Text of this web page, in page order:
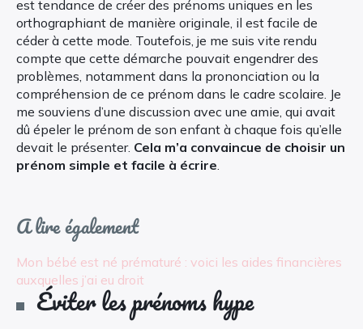
est tendance de créer des prénoms uniques en les
orthographiant de manière originale, il est facile de
céder à cette mode. Toutefois, je me suis vite rendu
compte que cette démarche pouvait engendrer des
problèmes, notamment dans la prononciation ou la
compréhension de ce prénom dans le cadre scolaire. Je
me souviens d’une discussion avec une amie, qui avait
dû épeler le prénom de son enfant à chaque fois qu’elle
devait le présenter. Cela m’a convaincue de choisir un
prénom simple et facile à écrire
A lire également
Mon bébé est né prématuré : voici les aides financières
auxquelles j’ai eu droit
Éviter les prénoms hype